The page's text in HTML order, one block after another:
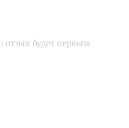
будет первым.